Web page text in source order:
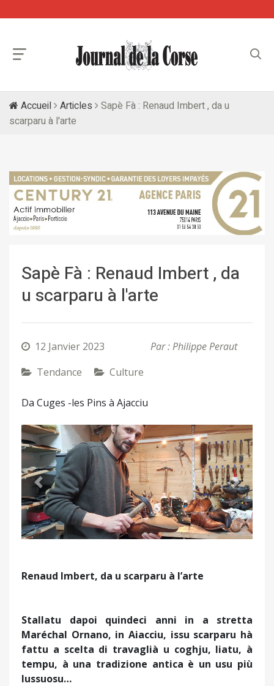
Accueil Articles
Sapè Fà : Renaud Imbert , da u
scarparu à l'arte
Sapè Fà : Renaud Imbert , da
u scarparu à l'arte
12 Janvier 2023
Par : Philippe Peraut
Tendance
Culture
Da Cuges -les Pins à Ajacciu
Précédent Suivant
Renaud Imbert, da u scarparu à l’arte
Stallatu dapoi quindeci anni in a stretta
Maréchal Ornano, in Aiacciu, issu scarparu hà
fattu a scelta di travaglià u coghju, liatu, à
tempu, à una tradizione antica è un usu più
lussuosu…